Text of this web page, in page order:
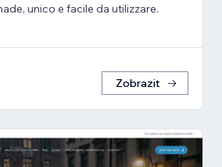
unico e facile da utilizzare.
Zobrazit